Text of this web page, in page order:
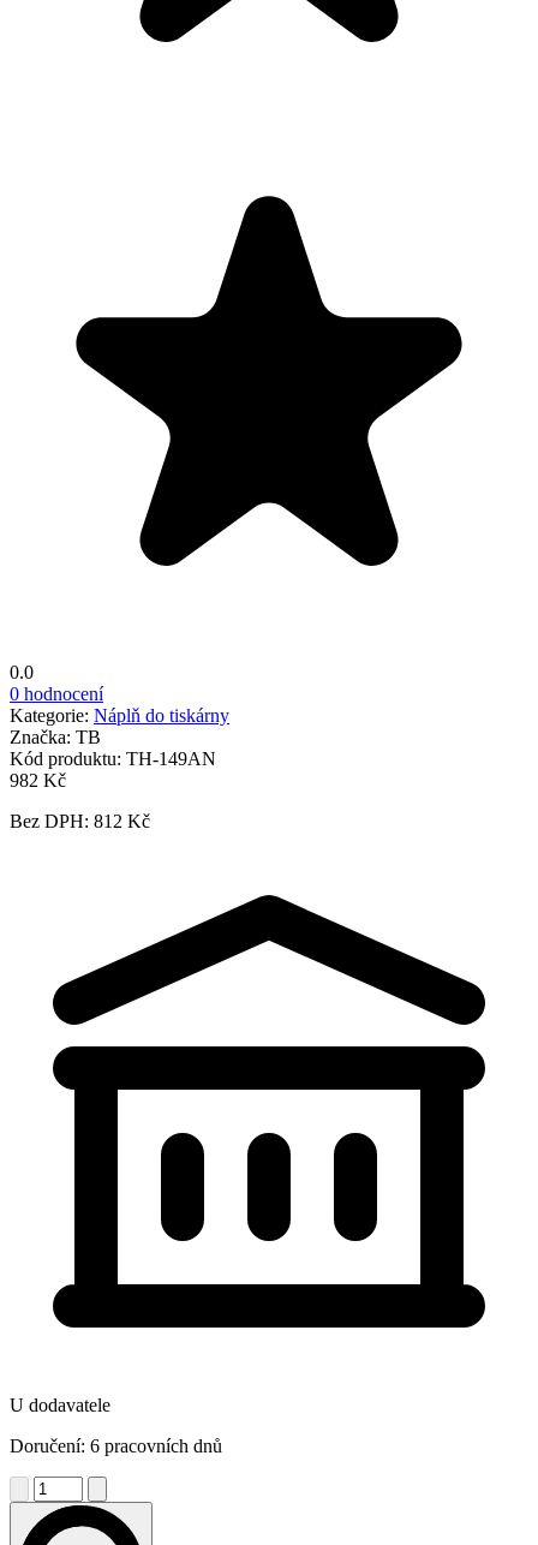
0.0
0 hodnocení
Kategorie: Náplň do tiskárny
Značka: TB
Kód produktu: TH-149AN
982 Kč
Bez DPH: 812 Kč
U dodavatele
Doručení: 6 pracovních dnů